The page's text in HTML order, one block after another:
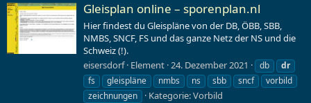
Gleisplan online – sporenplan.nl
Hier findest du Gleispläne von der DB, ÖBB, SBB,
NMBS, SNCF, FS und das ganze Netz der NS und die
Schweiz (!).
eisersdorf Element 24. Dezember 2021 db
dr
fs
gleispläne nmbs ns sbb sncf
vorbild
zeichnungen
Kategorie:Vorbild